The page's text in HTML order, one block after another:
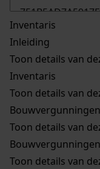
Inventaris
Inleiding
Toon details van
Inventaris
Toon details van
Toon details van
Toon details van